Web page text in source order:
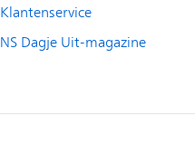
Klantenservice
NS Dagje Uit-magazine